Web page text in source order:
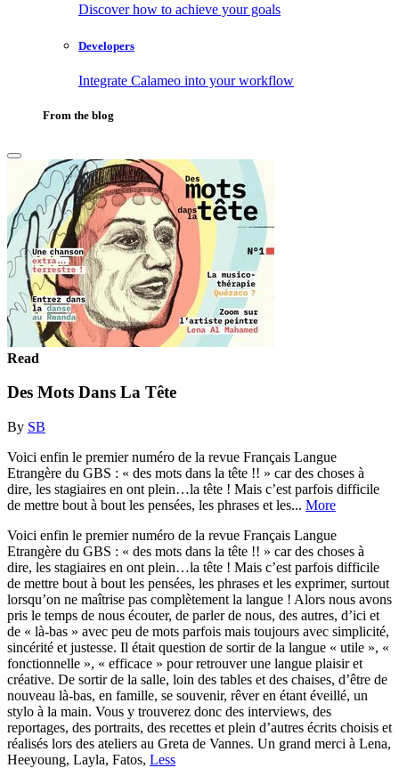
Discover how to achieve your goals
Developers
Integrate Calameo into your workflow
From the blog
Read
Des Mots Dans La Tête
By SB
Voici enfin le premier numéro de la revue Français Langue
Etrangère du GBS : « des mots dans la tête !! » car des choses à
dire, les stagiaires en ont plein…la tête ! Mais c’est parfois difficile
de mettre bout à bout les pensées, les phrases et les... More
Voici enfin le premier numéro de la revue Français Langue
Etrangère du GBS : « des mots dans la tête !! » car des choses à
dire, les stagiaires en ont plein…la tête ! Mais c’est parfois difficile
de mettre bout à bout les pensées, les phrases et les exprimer, surtout
lorsqu’on ne maîtrise pas complètement la langue ! Alors nous avons
pris le temps de nous écouter, de parler de nous, des autres, d’ici et
de « là-bas » avec peu de mots parfois mais toujours avec simplicité,
sincérité et justesse. Il était question de sortir de la langue « utile », «
fonctionnelle », « efficace » pour retrouver une langue plaisir et
créative. De sortir de la salle, loin des tables et des chaises, d’être de
nouveau là-bas, en famille, se souvenir, rêver en étant éveillé, un
stylo à la main. Vous y trouverez donc des interviews, des
reportages, des portraits, des recettes et plein d’autres écrits choisis et
réalisés lors des ateliers au Greta de Vannes. Un grand merci à Lena,
Heeyoung, Layla, Fatos, Less